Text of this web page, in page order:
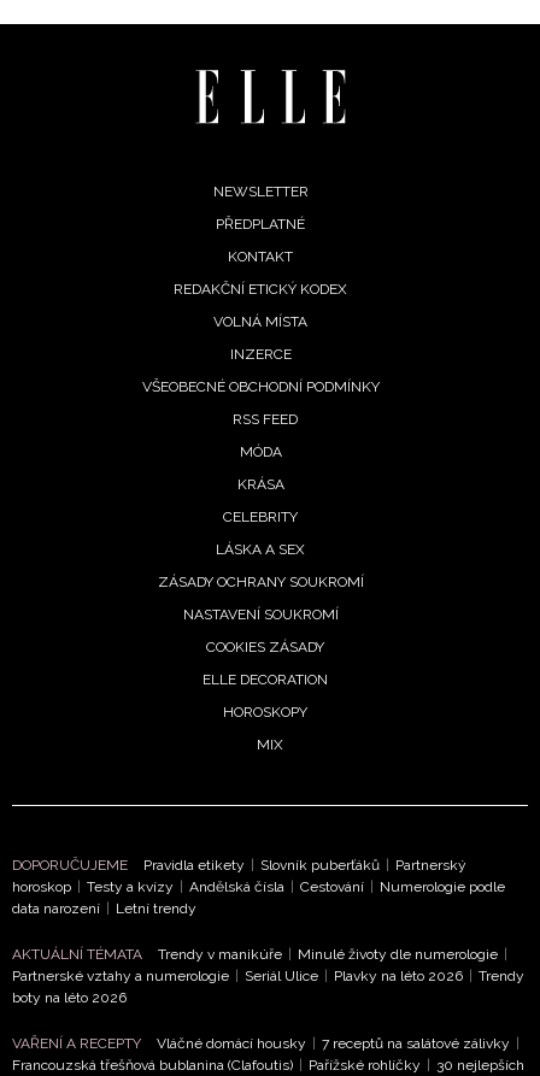
NEWSLETTER
Přihlášením k newsletteru souhlasíte s
podmínkami společnosti BurdaMedia Extra s.r.o.
soukromí- BurdaMedia Extra s.r.o. bude s Vašimi údaji
zasílání novinek.
Chcete navíc dostávat i další zajímavé a exkluzivní
zpracováním údajů k tomuto účelu podle Zásad ochrany
soukromí BurdaMedia Extra s.r.o. , zaškrtněte toto pole.
NEWSLETTER
PŘEDPLATNÉ
KONTAKT
REDAKČNÍ ETICKÝ KODEX
VOLNÁ MÍSTA
INZERCE
VŠEOBECNÉ OBCHODNÍ PODMÍNKY
RSS FEED
MÓDA
KRÁSA
CELEBRITY
LÁSKA A SEX
ZÁSADY OCHRANY SOUKROMÍ
NASTAVENÍ SOUKROMÍ
COOKIES ZÁSADY
ELLE DECORATION
HOROSKOPY
MIX
DOPORUČUJEME Pravidla etikety | Slovník puberťáků | Partnerský
horoskop | Testy a kvízy | Andělská čísla | Cestování | Numerologie podle
data narození | Letní trendy
AKTUÁLNÍ TÉMATA Trendy v manikúře | Minulé životy dle numerologie |
Partnerské vztahy a numerologie | Seriál Ulice | Plavky na léto 2026 | Trendy
boty na léto 2026
VAŘENÍ A RECEPTY Vláčné domácí housky | 7 receptů na salátové zálivky |
Francouzská třešňová bublanina (Clafoutis) | Pařížské rohlíčky | 30 nejlepších